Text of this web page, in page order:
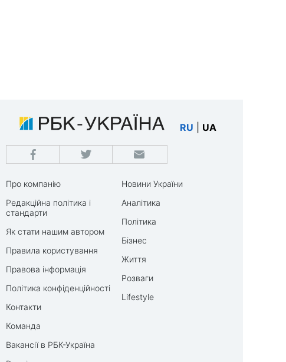
RU UA
Про компанію
Редакційна політика і
стандарти
Як стати нашим автором
Правила користування
Правова інформація
Політика конфіденційності
Контакти
Команда
Вакансії в РБК-Україна
Новини України
Аналітика
Політика
Бізнес
Життя
Розваги
Lifestyle